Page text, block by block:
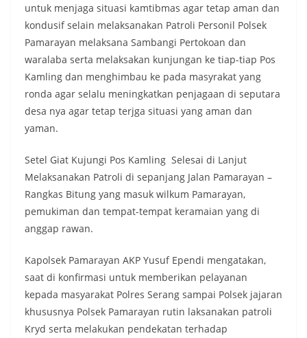
untuk menjaga situasi kamtibmas agar tetap aman dan
kondusif selain melaksanakan Patroli Personil Polsek
Pamarayan melaksana Sambangi Pertokoan dan
waralaba serta melaksakan kunjungan ke tiap-tiap Pos
Kamling dan menghimbau ke pada masyrakat yang
ronda agar selalu meningkatkan penjagaan di seputara
desa nya agar tetap terjga situasi yang aman dan
yaman.
Setel Giat Kujungi Pos Kamling Selesai di Lanjut
Melaksanakan Patroli di sepanjang Jalan Pamarayan –
Rangkas Bitung yang masuk wilkum Pamarayan,
pemukiman dan tempat-tempat keramaian yang di
anggap rawan.
Kapolsek Pamarayan AKP Yusuf Ependi mengatakan,
saat di konfirmasi untuk memberikan pelayanan
kepada masyarakat Polres Serang sampai Polsek jajaran
khususnya Polsek Pamarayan rutin laksanakan patroli
Kryd serta melakukan pendekatan terhadap